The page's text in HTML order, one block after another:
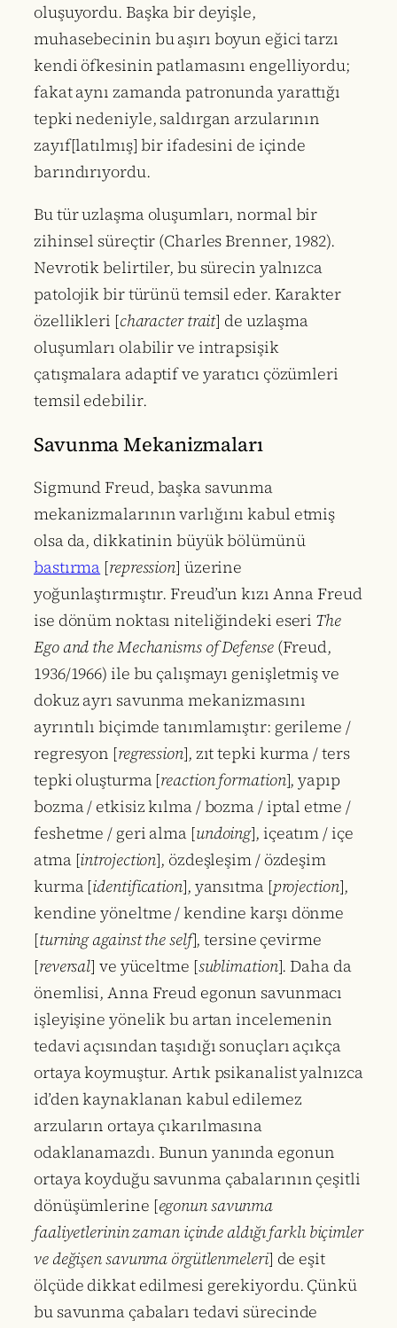
oluşuyordu. Başka bir deyişle,
muhasebecinin bu aşırı boyun eğici tarzı
kendi öfkesinin patlamasını engelliyordu;
fakat aynı zamanda patronunda yarattığı
tepki nedeniyle, saldırgan arzularının
zayıf[latılmış] bir ifadesini de içinde
barındırıyordu.
Bu tür uzlaşma oluşumları, normal bir
zihinsel süreçtir (Charles Brenner, 1982).
Nevrotik belirtiler, bu sürecin yalnızca
patolojik bir türünü temsil eder. Karakter
özellikleri [character trait] de uzlaşma
oluşumları olabilir ve intrapsişik
çatışmalara adaptif ve yaratıcı çözümleri
temsil edebilir.
Savunma Mekanizmaları
Sigmund Freud, başka savunma
mekanizmalarının varlığını kabul etmiş
olsa da, dikkatinin büyük bölümünü
bastırma [repression] üzerine
yoğunlaştırmıştır. Freud’un kızı Anna Freud
ise dönüm noktası niteliğindeki eseri The
Ego and the Mechanisms of Defense(Freud,
1936/1966) ile bu çalışmayı genişletmiş ve
dokuz ayrı savunma mekanizmasını
ayrıntılı biçimde tanımlamıştır: gerileme /
regresyon [regression], zıt tepki kurma / ters
tepki oluşturma [reaction formation], yapıp
bozma / etkisiz kılma / bozma / iptal etme /
feshetme / geri alma [undoing], içeatım / içe
atma [introjection], özdeşleşim / özdeşim
kurma [identification], yansıtma [projection],
kendine yöneltme / kendine karşı dönme
[turning against the self], tersine çevirme
[reversal] ve yüceltme [sublimation]. Daha da
önemlisi, Anna Freud egonun savunmacı
işleyişine yönelik bu artan incelemenin
tedavi açısından taşıdığı sonuçları açıkça
ortaya koymuştur. Artık psikanalist yalnızca
id’den kaynaklanan kabul edilemez
arzuların ortaya çıkarılmasına
odaklanamazdı. Bunun yanında egonun
ortaya koyduğu savunma çabalarının çeşitli
dönüşümlerine [egonun savunma
faaliyetlerinin zaman içinde aldığı farklı biçimler
ve değişen savunma örgütlenmeleri] de eşit
ölçüde dikkat edilmesi gerekiyordu. Çünkü
bu savunma çabaları tedavi sürecinde